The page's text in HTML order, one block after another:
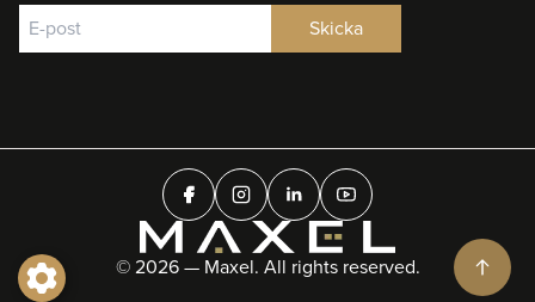
© 2026 — Maxel. All rights reserved.